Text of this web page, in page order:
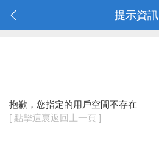
提示資訊
抱歉，您指定的用戶空間不存在
[ 點擊這裏返回上一頁 ]